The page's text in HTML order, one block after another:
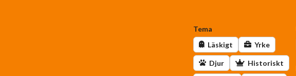
Tema
Läskigt
Yrke
Djur Historiskt